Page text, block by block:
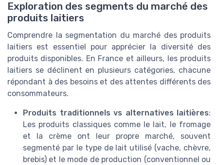
Exploration des segments du marché des
produits laitiers
Comprendre la segmentation du marché des produits
laitiers est essentiel pour apprécier la diversité des
produits disponibles. En France et ailleurs, les produits
laitiers se déclinent en plusieurs catégories, chacune
répondant à des besoins et des attentes différents des
consommateurs.
Produits traditionnels vs alternatives laitières:
Les produits classiques comme le lait, le fromage
et la crème ont leur propre marché, souvent
segmenté par le type de lait utilisé (vache, chèvre,
brebis) et le mode de production (conventionnel ou